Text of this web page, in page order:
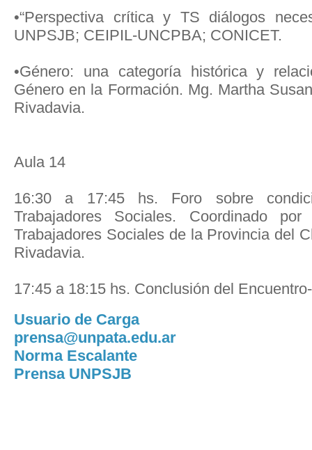
•“Perspectiva crítica y TS diálogos
UNPSJB; CEIPIL-UNCPBA; CONICET.
•Género: una categoría histórica y
Género en la Formación. Mg. Martha
Rivadavia.
Aula 14
16:30 a 17:45 hs. Foro sobre
Trabajadores Sociales. Coordinado
Trabajadores Sociales de la Provincia del
Rivadavia.
17:45 a 18:15 hs. Conclusión del
Usuario de Carga
prensa@unpata.edu.ar
Norma Escalante
Prensa UNPSJB